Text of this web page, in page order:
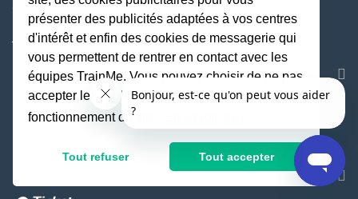
COACH SPORTIF À DOMICILE SUR TOUTE LA FRANCE
TRAINME.COEST ÉVALUÉ4.95/5 PAR14878AVIS
SOCIETE
MENTIONS LEGALES
CGU
présenter des publicités adaptées à vos centres
d'intérêt et enfin des cookies de messagerie qui
vous permettent de rentrer en contact avec les
équipes TrainMe. Vous pouvez choisir de ne pas
accepter les cookies non indispensables au
fonctionnement du site.
Tout refuser Tout accepter